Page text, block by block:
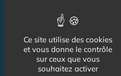
Communauté
Hotel Patient & Hôtels
Ce site utilise des cookies
et vous donne le contrôle
sur ceux que vous
souhaitez activer